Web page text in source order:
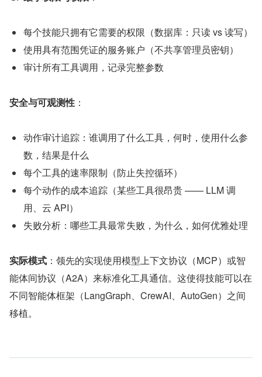
每个技能只拥有它需要的权限（数据库：只读 vs 读写）
使用具有范围凭证的服务账户（不共享管理员密钥）
审计所有工具调用，记录完整参数
安全与可观测性 ：
动作审计追踪：谁调用了什么工具，何时，使用什么参
数，结果是什么
每个工具的速率限制（防止失控循环）
每个动作的成本追踪（某些工具很昂贵 —— LLM 调
用、云 API）
失败分析：哪些工具最常失败，为什么，如何优雅处理
实际模式 ：领先的实现使用模型上下文协议（MCP）或智
能体间协议（A2A）来标准化工具通信。这使得技能可以在
不同智能体框架（LangGraph、CrewAI、AutoGen）之间
移植。